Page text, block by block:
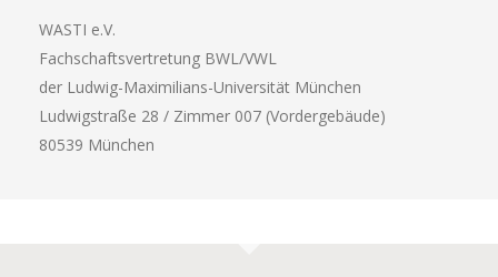
WASTI e.V.
Fach­schafts­ver­tre­tung BWL/VWL
der Lud­wig-Maxi­mi­li­ans-Uni­ver­si­tät München
Lud­wig­stra­ße 28 / Zim­mer 007 (Vor­der­ge­bäu­de)
80539 Mün­chen